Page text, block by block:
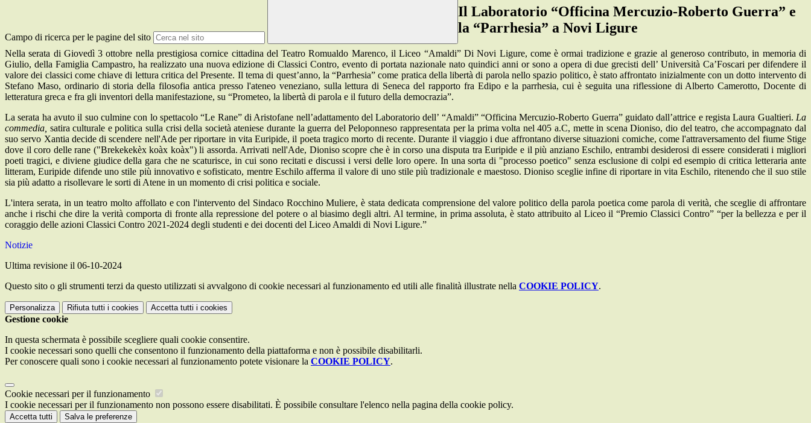
Campo di ricerca per le pagine del sito
Il Laboratorio “Officina Mercuzio-Roberto Guerra” e
la “Parrhesia” a Novi Ligure
Nella serata di Giovedì 3 ottobre nella prestigiosa cornice cittadina del Teatro Romualdo Marenco, il Liceo “Amaldi” Di Novi Ligure, come è ormai tradizione e grazie al generoso contributo, in memoria di
Giulio, della Famiglia Campastro, ha realizzato una nuova edizione di Classici Contro, evento di portata nazionale nato quindici anni or sono a opera di due grecisti dell’ Università Ca’Foscari per difendere il
valore dei classici come chiave di lettura critica del Presente. Il tema di quest’anno, la “Parrhesia” come pratica della libertà di parola nello spazio politico, è stato affrontato inizialmente con un dotto intervento di
Stefano Maso, ordinario di storia della filosofia antica presso l'ateneo veneziano, sulla lettura di Seneca del rapporto fra Edipo e la parrhesia, cui è seguita una riflessione di Alberto Camerotto, Docente di
letteratura greca e fra gli inventori della manifestazione, su “Prometeo, la libertà di parola e il futuro della democrazia”.
La serata ha avuto il suo culmine con lo spettacolo “Le Rane” di Aristofane nell’adattamento del Laboratorio dell’ “Amaldi” “Officina Mercuzio-Roberto Guerra” guidato dall’attrice e regista Laura Gualtieri. La
commedia, satira culturale e politica sulla crisi della società ateniese durante la guerra del Peloponneso rappresentata per la prima volta nel 405 a.C, mette in scena Dioniso, dio del teatro, che accompagnato dal
suo servo Xantia decide di scendere nell'Ade per riportare in vita Euripide, il poeta tragico morto di recente. Durante il viaggio i due affrontano diverse situazioni comiche, come l'attraversamento del fiume Stige
dove il coro delle rane ("Brekekekèx koàx koàx") li assorda. Arrivati nell'Ade, Dioniso scopre che è in corso una disputa tra Euripide e il più anziano Eschilo, entrambi desiderosi di essere considerati i migliori
poeti tragici, e diviene giudice della gara che ne scaturisce, in cui sono recitati e discussi i versi delle loro opere. In una sorta di "processo poetico" senza esclusione di colpi ed esempio di critica letteraria ante
litteram, Euripide difende uno stile più innovativo e sofisticato, mentre Eschilo afferma il valore di uno stile più tradizionale e maestoso. Dioniso sceglie infine di riportare in vita Eschilo, ritenendo che il suo stile
sia più adatto a risollevare le sorti di Atene in un momento di crisi politica e sociale.
L'intera serata, in un teatro molto affollato e con l'intervento del Sindaco Rocchino Muliere, è stata dedicata comprensione del valore politico della parola poetica come parola di verità, che sceglie di affrontare
anche i rischi che dire la verità comporta di fronte alla repressione del potere o al biasimo degli altri. Al termine, in prima assoluta, è stato attribuito al Liceo il “Premio Classici Contro” “per la bellezza e per il
coraggio delle azioni Classici Contro 2021-2024 degli studenti e dei docenti del Liceo Amaldi di Novi Ligure.”
Notizie
Ultima revisione il 06-10-2024
Questo sito o gli strumenti terzi da questo utilizzati si avvalgono di cookie necessari al funzionamento ed utili alle finalità illustrate nella COOKIE POLICY.
Personalizza Rifiuta tutti i cookies Accetta tutti i cookies
Gestione cookie
In questa schermata è possibile scegliere quali cookie consentire.
I cookie necessari sono quelli che consentono il funzionamento della piattaforma e non è possibile disabilitarli.
Per conoscere quali sono i cookie necessari al funzionamento potete visionare la COOKIE POLICY.
Cookie necessari per il funzionamento
I cookie necessari per il funzionamento non possono essere disabilitati. È possibile consultare l'elenco nella pagina della cookie policy.
Accetta tutti Salva le preferenze